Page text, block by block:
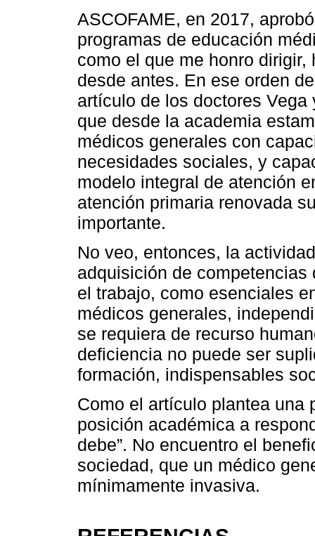
ASCOFAME, en 2017,
programas de educación
como el que me honro
desde antes. En ese orden
artículo de los doctores
que desde la academia
médicos generales con
necesidades sociales, y
modelo integral de atención
atención primaria renovada
importante.
No veo, entonces, la
adquisición de
el trabajo, como esenciales
médicos generales,
se requiera de recurso
deficiencia no puede ser
formación, indispensables
Como el artículo plantea una
posición académica a
debe”. No encuentro el
sociedad, que un médico
mínimamente invasiva.